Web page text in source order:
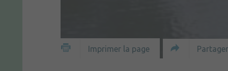
Imprimer la page